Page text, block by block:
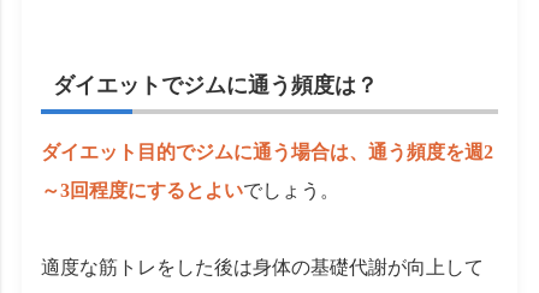
ダイエットでジムに通う頻度は？
ダイエット目的でジムに通う場合は、通う頻度を週2
～3回程度にするとよいでしょう。
適度な筋トレをした後は身体の基礎代謝が向上して